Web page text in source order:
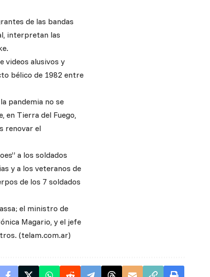
de las bandas
interpretan las
videos alusivos y
bélico de 1982 entre
pandemia no se
en Tierra del Fuego,
renovar el
a los soldados
y a los veteranos de
de los 7 soldados
el ministro de
Magario, y el jefe
(telam.com.ar)